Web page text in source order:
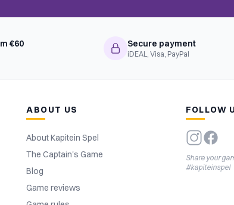
€60 Secure payment
iDEAL, Visa, PayPal
ABOUT US
About Kapitein Spel
The Captain's Game
Blog
Game reviews
FOLLOW
Share your
#kapiteinspel